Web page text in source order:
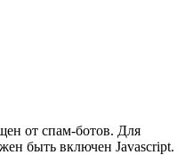
от спам-ботов. Для
быть включен Javascript.